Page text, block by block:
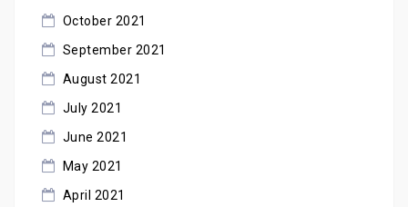
October 2021
September 2021
August 2021
July 2021
June 2021
May 2021
April 2021